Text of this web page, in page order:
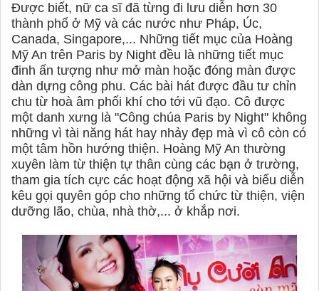
Được biết, nữ ca sĩ đã từng đi lưu diễn hơn 30
thành phố ở Mỹ và các nước như Pháp, Úc,
Canada, Singapore,... Những tiết mục của Hoàng
Mỹ An trên Paris by Night đều là những tiết mục
đinh ấn tượng như mở màn hoặc đóng màn được
dàn dựng công phu. Các bài hát được đầu tư chỉn
chu từ hoà âm phối khí cho tới vũ đạo. Cô được
một danh xưng là "Công chúa Paris by Night" không
những vì tài năng hát hay nhảy đẹp mà vì cô còn có
một tâm hồn hướng thiện. Hoàng Mỹ An thường
xuyên làm từ thiện tự thân cùng các bạn ở trường,
tham gia tích cực các hoạt động xã hội và biểu diễn
kêu gọi quyên góp cho những tổ chức từ thiện, viện
dưỡng lão, chùa, nhà thờ,... ở khắp nơi.